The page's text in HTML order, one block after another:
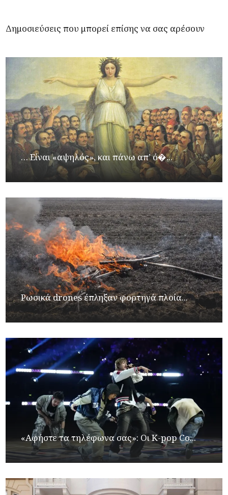
Δημοσιεύσεις που μπορεί επίσης να σας αρέσουν
… Είναι «αψηλός», και πάνω απ’ ό�...
Ρωσικά drones έπληξαν φορτηγά πλοία...
«Αφήστε τα τηλέφωνα σας»: Οι K-pop Co...